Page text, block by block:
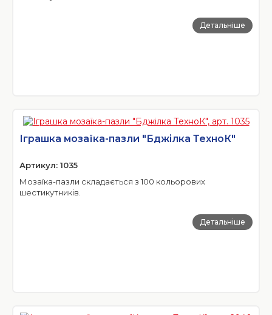
Детальніше
Іграшка мозаїка-пазли "Бджілка ТехноК"
Артикул: 1035
Мозаїка-пазли складається з 100 кольорових
шестикутників.
Детальніше